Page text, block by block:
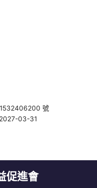
號
03-31
促進會